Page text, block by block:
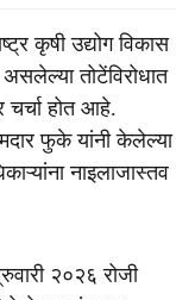
कृषी उद्योग विकास
तोटेंविरोधात
चर्चा होत आहे.
फुके यांनी केलेल्या
नाइलाजास्तव
२०२६ रोजी